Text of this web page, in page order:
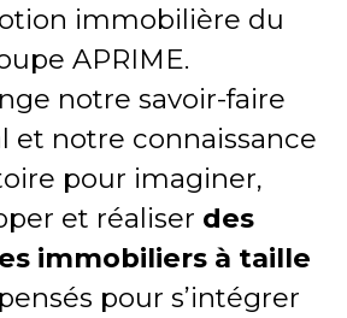
immobilière du
APRIME.
notre savoir-faire
et notre connaissance
pour imaginer,
et réaliser des
immobiliers à taille
pour s’intégrer